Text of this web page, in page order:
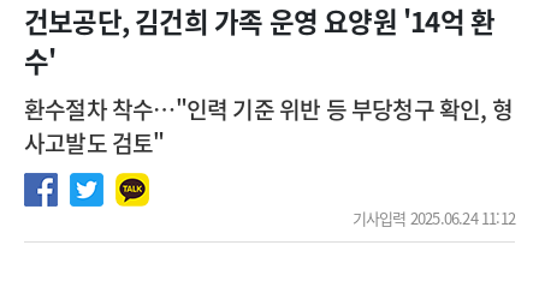
[서울아산병원] 2026년 하반기 인턴 모집
[영남대학교의료원] 마취통증의학과 임기제 임상의사 채용
건보공단, 김건희 가족 운영 요양원 '14억 환
수'
환수절차 착수…"인력 기준 위반 등 부당청구 확인, 형
사고발도 검토"
기사입력 2025.06.24 11:12